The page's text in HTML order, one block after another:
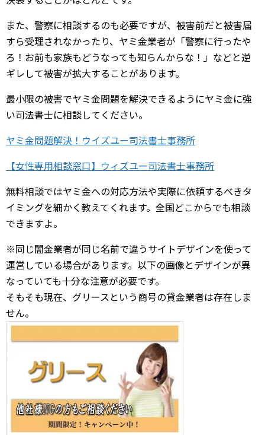
また、警察に相談するのも必要ですが、被害前だと被害届
すら受理されなかったり、ヤミ金業者が「警察に行ったや
ろ！お前も家族もどうなっても知らんからな！」などと逆
ギレして被害が拡大することがあります。
最小限の被害でヤミ金問題を解決できるようにヤミ金に強
い司法書士に相談してください。
ヤミ金問題解決！ウイズユー司法書士事務所
【女性専用相談窓口】ウィズユー司法書士事務所
無料相談ではヤミ金への対応方法や実際に依頼するべきタ
イミングを細かく教えてくれます。全国どこからでも相談
できますよ。
※同じ闇金業者が同じ名前で違うサイトデザインを使って
運営している場合があります。以下の画像とデザインが異
なっていても十分な注意が必要です。
そもそも現在、グリースという商号の貸金業者は存在しま
せん。